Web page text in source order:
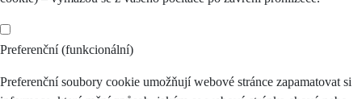
Preferenční (funkcionální)
Preferenční soubory cookie umožňují webové stránce zapamatovat si